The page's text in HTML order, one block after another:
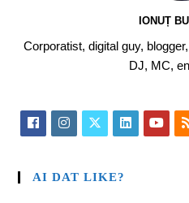
IONUȚ
Corporatist, digital guy,
DJ, MC,
AI DAT LIKE?